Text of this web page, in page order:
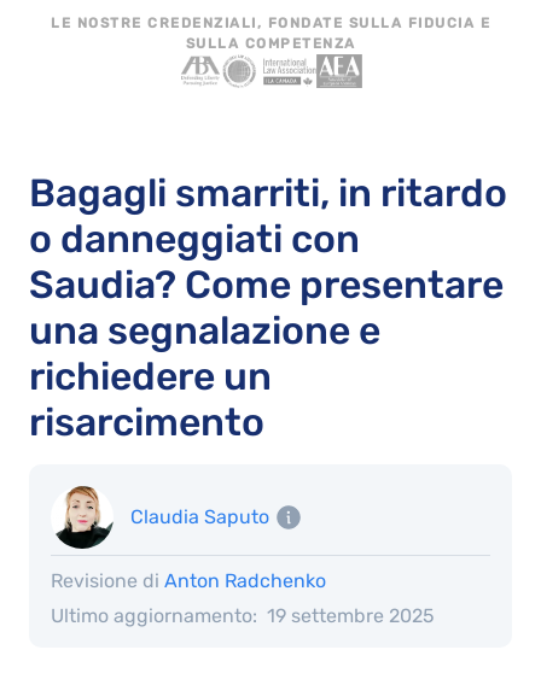
LE NOSTRE CREDENZIALI, FONDATE SULLA FIDUCIA E
SULLA COMPETENZA
Bagagli smarriti, in ritardo
o danneggiati con
Saudia? Come presentare
una segnalazione e
richiedere un
risarcimento
Claudia Saputo
Ultimo aggiornamento: 19 settembre 2025
Revisione di Anton Radchenko